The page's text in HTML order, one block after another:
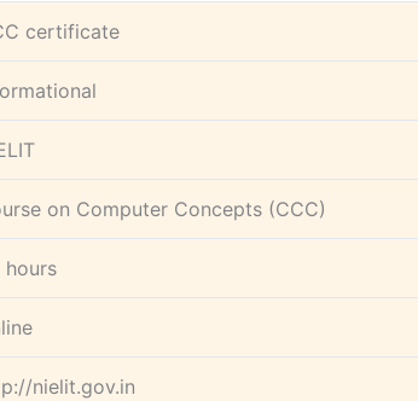
certificate
on Computer Concepts (CCC)
hours
nielit.gov.in